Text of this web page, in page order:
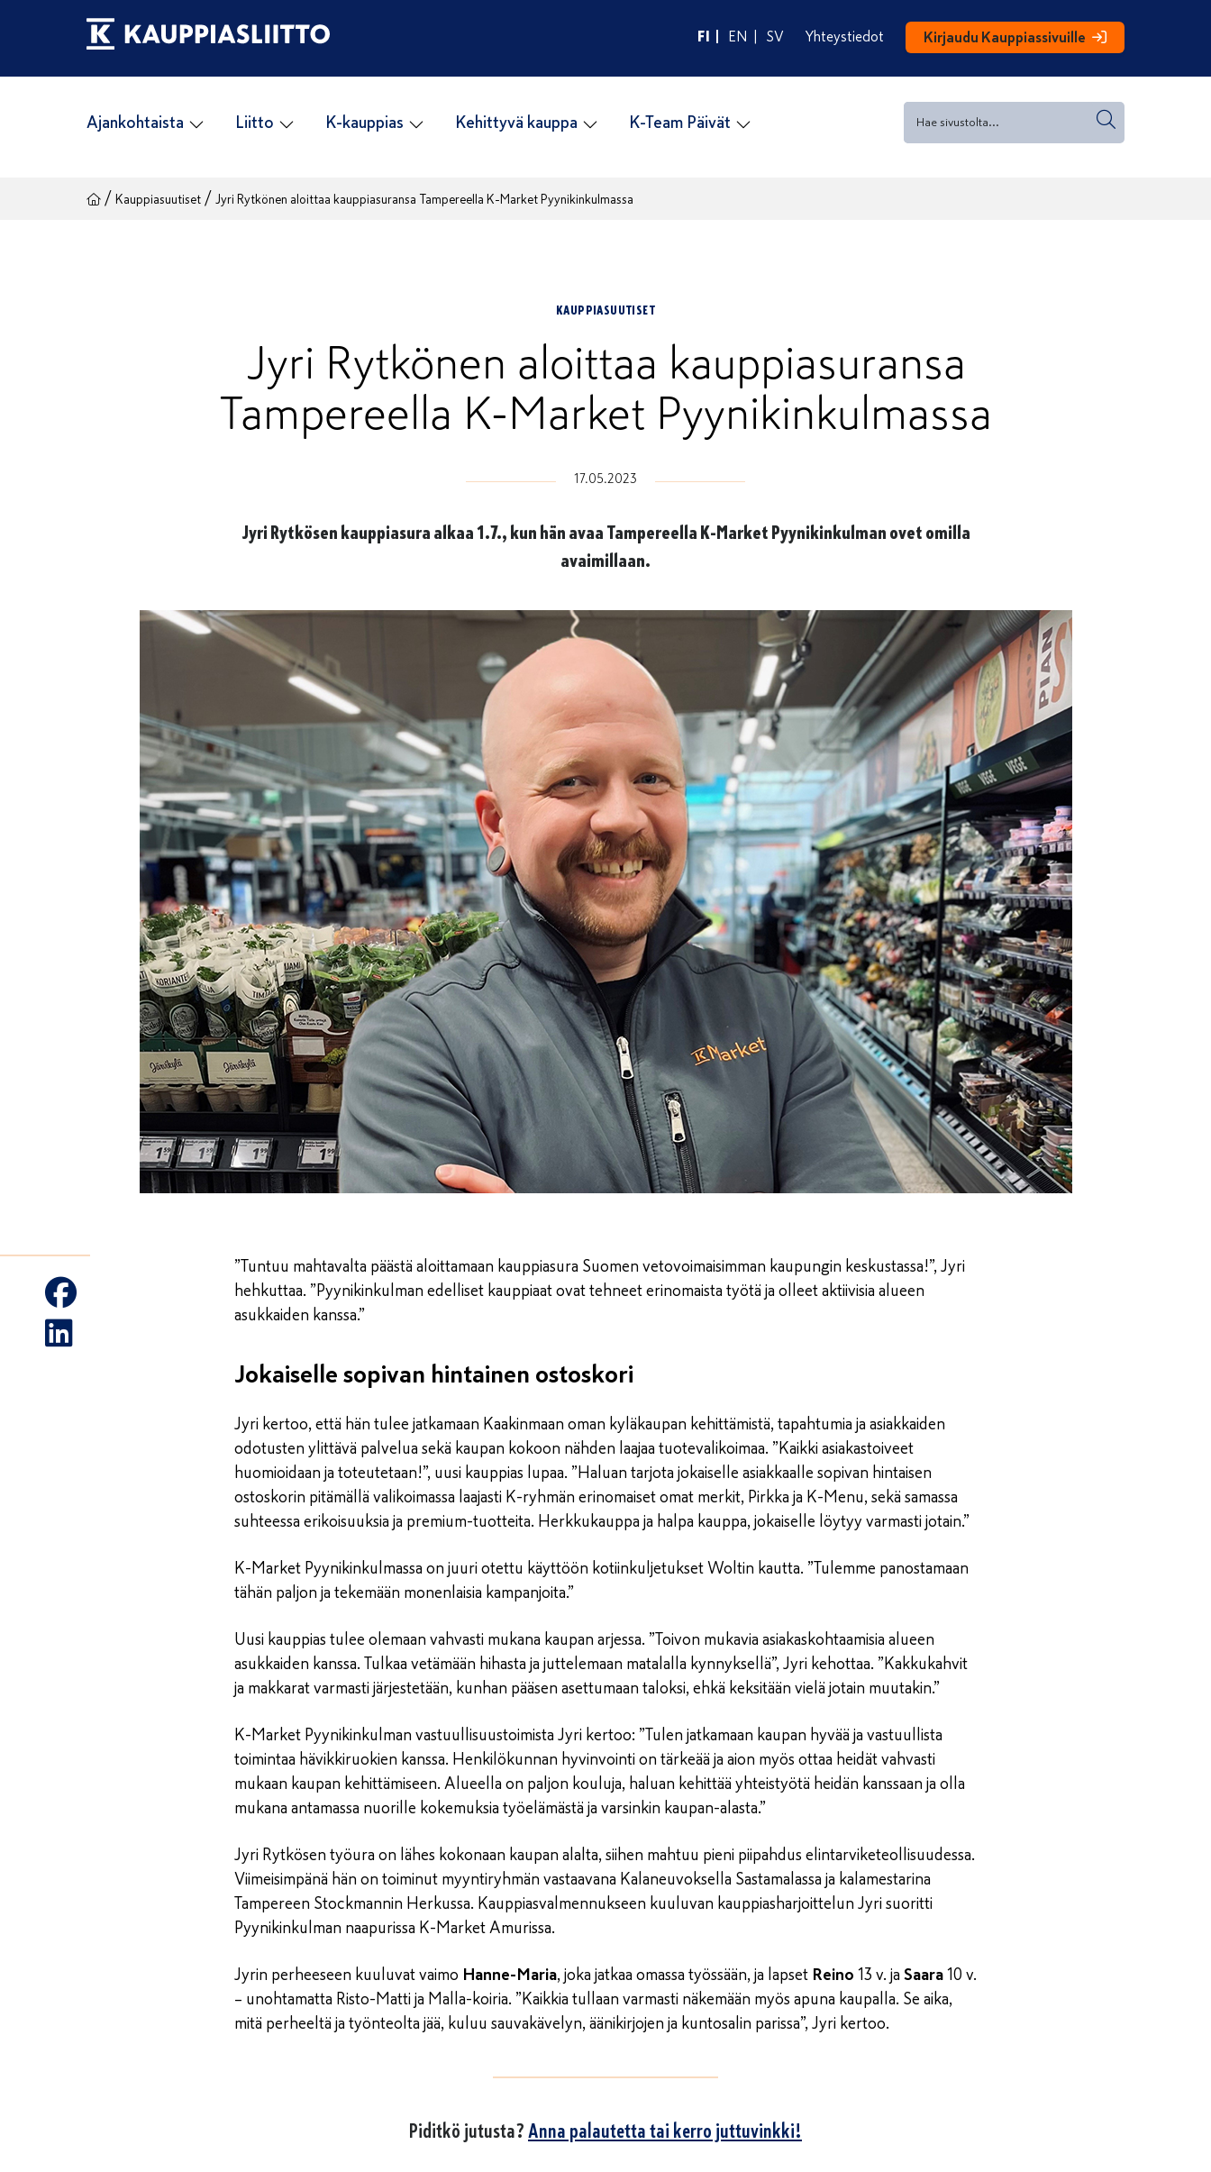
FI EN SV Yhteystiedot Kirjaudu Kauppiassivuille
Ajankohtaista Liitto K-kauppias Kehittyvä kauppa K-Team Päivät
/ Kauppiasuutiset / Jyri Rytkönen aloittaa kauppiasuransa Tampereella K-Market Pyynikinkulmassa
KAUPPIASUUTISET
Jyri Rytkönen aloittaa kauppiasuransa
Tampereella K-Market Pyynikinkulmassa
17.05.2023
Jyri Rytkösen kauppiasura alkaa 1.7., kun hän avaa Tampereella K-Market Pyynikinkulman ovet omilla
avaimillaan.
”Tuntuu mahtavalta päästä aloittamaan kauppiasura Suomen vetovoimaisimman kaupungin keskustassa!”, Jyri
hehkuttaa. ”Pyynikinkulman edelliset kauppiaat ovat tehneet erinomaista työtä ja olleet aktiivisia alueen
asukkaiden kanssa.”
Jokaiselle sopivan hintainen ostoskori
Jyri kertoo, että hän tulee jatkamaan Kaakinmaan oman kyläkaupan kehittämistä, tapahtumia ja asiakkaiden
odotusten ylittävä palvelua sekä kaupan kokoon nähden laajaa tuotevalikoimaa. ”Kaikki asiakastoiveet
huomioidaan ja toteutetaan!”, uusi kauppias lupaa. ”Haluan tarjota jokaiselle asiakkaalle sopivan hintaisen
ostoskorin pitämällä valikoimassa laajasti K-ryhmän erinomaiset omat merkit, Pirkka ja K-Menu, sekä samassa
suhteessa erikoisuuksia ja premium-tuotteita. Herkkukauppa ja halpa kauppa, jokaiselle löytyy varmasti jotain.”
K-Market Pyynikinkulmassa on juuri otettu käyttöön kotiinkuljetukset Woltin kautta. ”Tulemme panostamaan
tähän paljon ja tekemään monenlaisia kampanjoita.”
Uusi kauppias tulee olemaan vahvasti mukana kaupan arjessa. ”Toivon mukavia asiakaskohtaamisia alueen
asukkaiden kanssa. Tulkaa vetämään hihasta ja juttelemaan matalalla kynnyksellä”, Jyri kehottaa. ”Kakkukahvit
ja makkarat varmasti järjestetään, kunhan pääsen asettumaan taloksi, ehkä keksitään vielä jotain muutakin.”
K-Market Pyynikinkulman vastuullisuustoimista Jyri kertoo: ”Tulen jatkamaan kaupan hyvää ja vastuullista
toimintaa hävikkiruokien kanssa. Henkilökunnan hyvinvointi on tärkeää ja aion myös ottaa heidät vahvasti
mukaan kaupan kehittämiseen. Alueella on paljon kouluja, haluan kehittää yhteistyötä heidän kanssaan ja olla
mukana antamassa nuorille kokemuksia työelämästä ja varsinkin kaupan-alasta.”
Jyri Rytkösen työura on lähes kokonaan kaupan alalta, siihen mahtuu pieni piipahdus elintarviketeollisuudessa.
Viimeisimpänä hän on toiminut myyntiryhmän vastaavana Kalaneuvoksella Sastamalassa ja kalamestarina
Tampereen Stockmannin Herkussa. Kauppiasvalmennukseen kuuluvan kauppiasharjoittelun Jyri suoritti
Pyynikinkulman naapurissa K-Market Amurissa.
Jyrin perheeseen kuuluvat vaimo Hanne-Maria, joka jatkaa omassa työssään, ja lapset Reino 13 v. ja Saara10 v.
– unohtamatta Risto-Matti ja Malla-koiria. ”Kaikkia tullaan varmasti näkemään myös apuna kaupalla. Se aika,
mitä perheeltä ja työnteolta jää, kuluu sauvakävelyn, äänikirjojen ja kuntosalin parissa”, Jyri kertoo.
Piditkö jutusta?Anna palautetta tai kerro juttuvinkki!